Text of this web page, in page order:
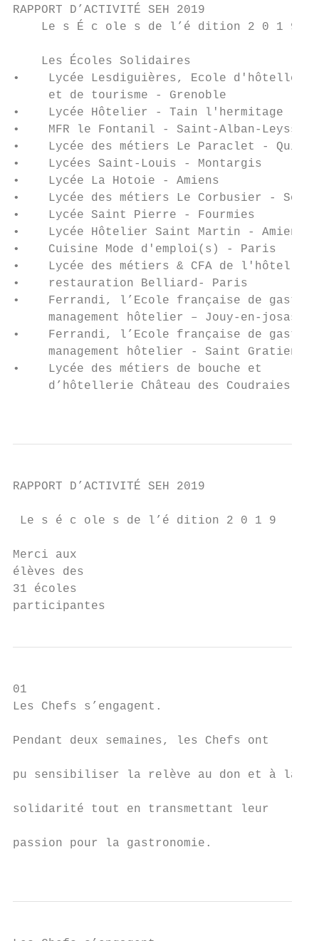
RAPPORT D’ACTIVITÉ SEH 2019
    Le s É c ole s de l’é dition 2 0 1 9
    Les Écoles Solidaires
•    Lycée Lesdiguières, Ecole
et de tourisme - Grenoble
•    Lycée Hôtelier - Tain l'hermitage
•    MFR le Fontanil - Saint-Alban-
•    Lycée des métiers Le Paraclet -
•    Lycées Saint-Louis - Montargis
•    Lycée La Hotoie - Amiens
•    Lycée des métiers Le Corbusier -
•    Lycée Saint Pierre - Fourmies
•    Lycée Hôtelier Saint Martin -
•    Cuisine Mode d'emploi(s) - Paris
•    Lycée des métiers & CFA de
•    restauration Belliard- Paris
•    Ferrandi, l’Ecole française de
management hôtelier – Jouy-en-josas
•    Ferrandi, l’Ecole française de
management hôtelier - Saint Gratien
•    Lycée des métiers de bouche et
d’hôtellerie Château des Coudraies -
RAPPORT D’ACTIVITÉ SEH 2019
Le s é c ole s de l’é dition 2 0 1 9
Merci aux
élèves des
31 écoles
participantes
01
Les Chefs s’engagent.
Pendant deux semaines, les Chefs ont
pu sensibiliser la relève au don et à la
solidarité tout en transmettant leur
passion pour la gastronomie.